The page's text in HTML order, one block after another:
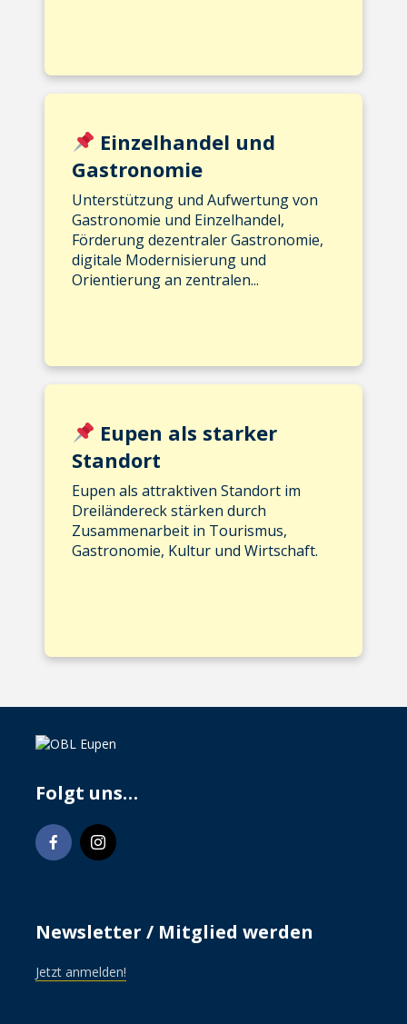
Einzelhandel und
Gastronomie
Unterstützung und Aufwertung von
Gastronomie und Einzelhandel,
Förderung dezentraler Gastronomie,
digitale Modernisierung und
Orientierung an zentralen...
Eupen als starker
Standort
Eupen als attraktiven Standort im
Dreiländereck stärken durch
Zusammenarbeit in Tourismus,
Gastronomie, Kultur und Wirtschaft.
Folgt uns…
Newsletter / Mitglied werden
Jetzt anmelden!